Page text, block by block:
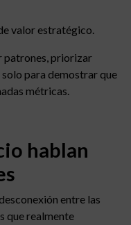
valor estratégico.
patrones, priorizar
para demostrar que
métricas.
hablan
entre las
que realmente